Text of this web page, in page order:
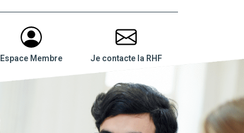
Espace Membre Je contacte la RHF